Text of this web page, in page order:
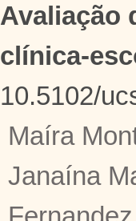
Avaliação
clínica-
10.5102/
Maíra
Janaína